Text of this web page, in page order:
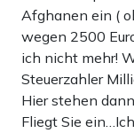
Afghanen ein (
wegen 2500
ich nicht mehr!
Steuerzahler
Hier stehen
Fliegt Sie